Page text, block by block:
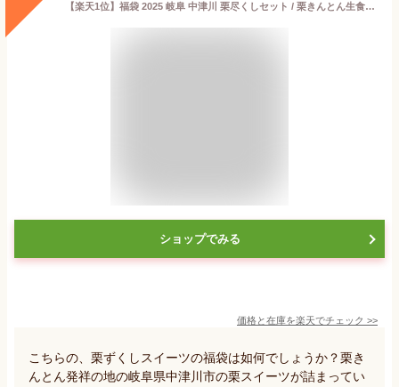
【楽天1位】福袋 2025 岐阜 中津川 栗尽くしセット / 栗きんとん生食パン 栗きんとん かりんとう栗きんとん味 ちこり茶 スイーツ グルメ / 楽天うまいもの大会 福袋セット 栗きんとん 発祥の地 贈り物 ギフト
ショップでみる
価格と在庫を楽天でチェック >>
こちらの、栗ずくしスイーツの福袋は如何でしょうか？栗き
んとん発祥の地の岐阜県中津川市の栗スイーツが詰まってい